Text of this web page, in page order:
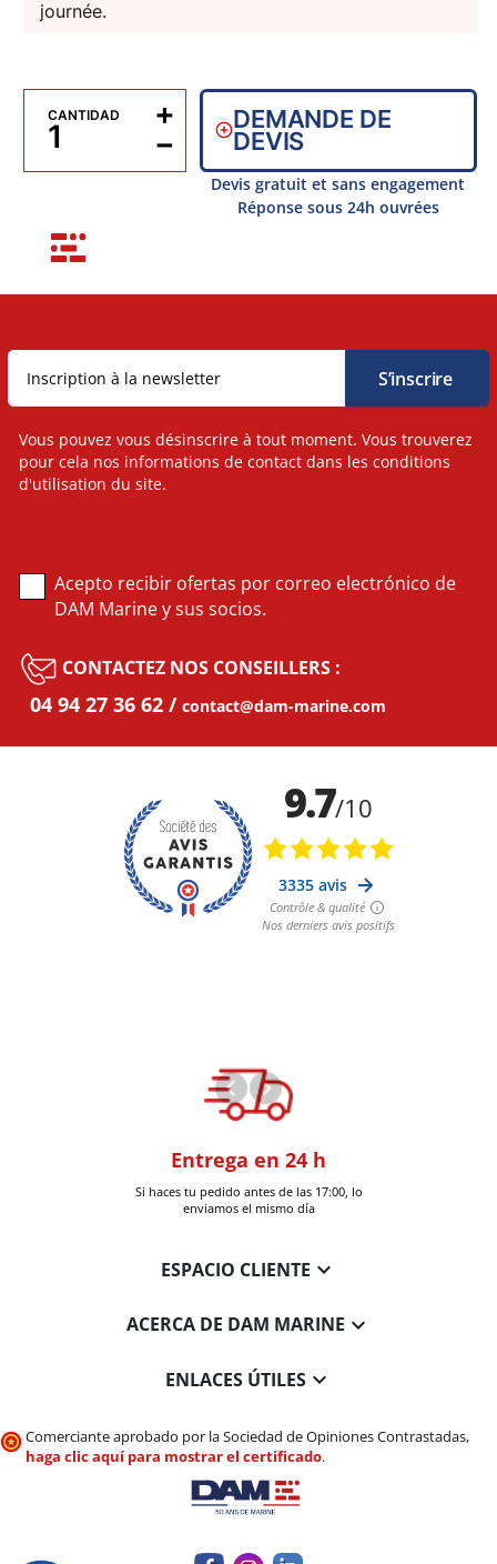
journée.
CANTIDAD
−
+ DEMANDE DE
DEVIS
Devis gratuit et sans engagement
Réponse sous 24h ouvrées
Entrega en 24 h
Si haces tu pedido antes de las 17:00, lo
enviamos el mismo día
Vous pouvez vous désinscrire à tout moment. Vous trouverez
pour cela nos informations de contact dans les conditions
d'utilisation du site.
Acepto recibir ofertas por correo electrónico de
DAM Marine y sus socios.
CONTACTEZ NOS CONSEILLERS :
04 94 27 36 62 contact@dam-marine.com
ESPACIO CLIENTE 
ACERCA DE DAM MARINE 
ENLACES ÚTILES
Comerciante aprobado por la Sociedad de Opiniones Contrastadas,
haga clic aquí para mostrar el certificado.